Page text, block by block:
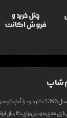
چنل خرید و
فروش اکانت
شاپ
تیم تاپ جم شاپ از سال 1396
های موبایل برای کاربران